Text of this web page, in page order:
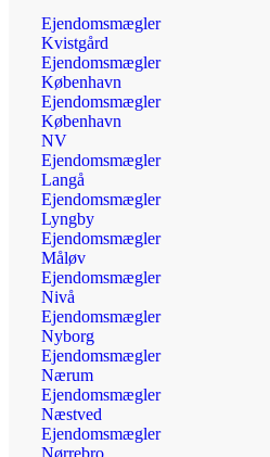
Ejendomsmægler
Kvistgård
Ejendomsmægler
København
Ejendomsmægler
København
NV
Ejendomsmægler
Langå
Ejendomsmægler
Lyngby
Ejendomsmægler
Måløv
Ejendomsmægler
Nivå
Ejendomsmægler
Nyborg
Ejendomsmægler
Nærum
Ejendomsmægler
Næstved
Ejendomsmægler
Nørrebro